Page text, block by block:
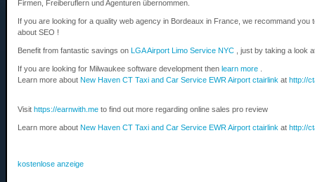
Firmen, Freiberuflern und Agenturen übernommen.
If you are looking for a quality web agency in Bordeaux in France, we recommand you
about SEO !
Benefit from fantastic savings on LGA Airport Limo Service NYC , just by taking a look
If you are looking for Milwaukee software development then learn more
Learn more about New Haven CT Taxi and Car Service EWR Airport ctairlink at http://
Visit https://earnwith.me to find out more regarding online sales pro review
Learn more about New Haven CT Taxi and Car Service EWR Airport ctairlink at http://
kostenlose anzeige